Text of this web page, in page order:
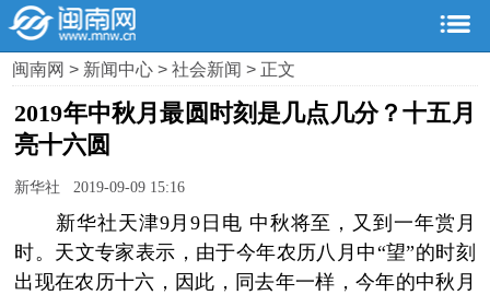
闽南网> 新闻中心>社会新闻> 正文
2019年中秋月最圆时刻是几点几分？十五月
亮十六圆
新华社 2019-09-09 15:16
新华社天津9月9日电 中秋将至，又到一年赏月
时。天文专家表示，由于今年农历八月中“望”的时刻
出现在农历十六，因此，同去年一样，今年的中秋月